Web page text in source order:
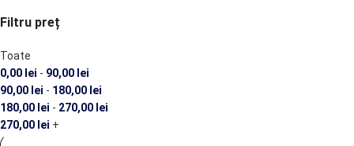
Filtru preț
Toate
0,00 lei - 90,00 lei
90,00 lei - 180,00 lei
180,00 lei - 270,00 lei
270,00 lei +